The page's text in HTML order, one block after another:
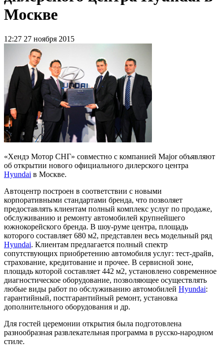
Москве
12:27 27 ноября 2015
«Хендэ Мотор СНГ» совместно с компанией Major объявляют
об открытии нового официального дилерского центра
Hyundai в Москве.
Автоцентр построен в соответствии с новыми
корпоративными стандартами бренда, что позволяет
предоставлять клиентам полный комплекс услуг по продаже,
обслуживанию и ремонту автомобилей крупнейшего
южнокорейского бренда. В шоу-руме центра, площадь
которого составляет 680 м2, представлен весь модельный ряд
Hyundai. Клиентам предлагается полный спектр
сопутствующих приобретению автомобиля услуг: тест-драйв,
страхование, кредитование и прочее. В сервисной зоне,
площадь которой составляет 442 м2, установлено современное
диагностическое оборудование, позволяющее осуществлять
любые виды работ по обслуживанию автомобилей Hyundai:
гарантийный, постгарантийный ремонт, установка
дополнительного оборудования и др.
Для гостей церемонии открытия была подготовлена
разнообразная развлекательная программа в русско-народном
стиле.